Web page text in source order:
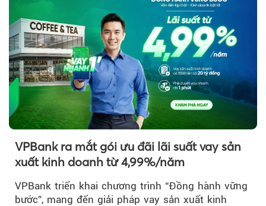
VPBank ra mắt gói ưu đãi lãi suất vay sản
xuất kinh doanh từ 4,99%/năm
VPBank triển khai chương trình “Đồng hành vững
bước”, mang đến giải pháp vay sản xuất kinh